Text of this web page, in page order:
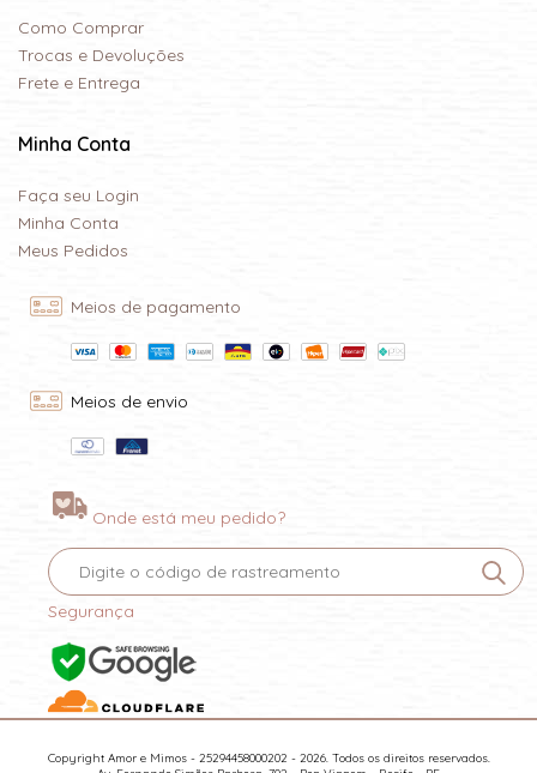
Como Comprar
Trocas e Devoluções
Frete e Entrega
Minha Conta
Faça seu Login
Minha Conta
Meus Pedidos
Meios de pagamento
Meios de envio
Onde está meu pedido?
Segurança
Copyright Amor e Mimos - 25294458000202 - 2026. Todos os direitos reservados.